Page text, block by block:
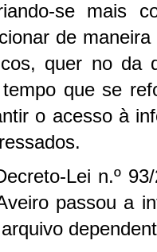
se mais
de
quer no da
que se
o acesso à
Lei n.º
passou a